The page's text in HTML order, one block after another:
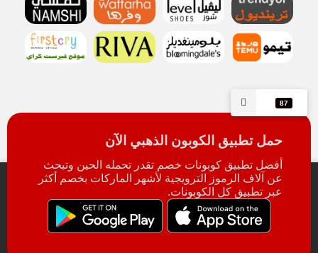
87
حمل تطبيق الكوبون الذهبي الآن
أفضل تطبيق كوبونات خصم تقدر تحمله الحين وتبحث
عن آلاف الرموز الترويجية لأشهر الماركات بخصم أكثر
عبر تطبيق كل الكوبونات.